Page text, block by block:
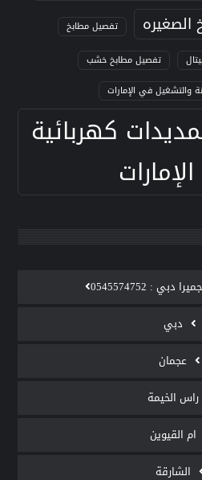
الصغيره
تفصيل مطابخ
تفصيل مطابخ خشب
والتشغيل في الإمارات
كهربائية
: 0545574752
دبي
عجمان
راس الخيمة
ام القيوين
الشارقة